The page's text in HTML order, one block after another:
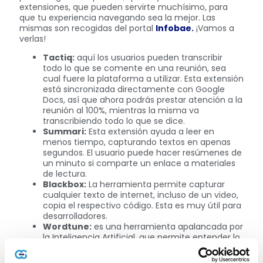
extensiones, que pueden servirte muchísimo, para
que tu experiencia navegando sea la mejor. Las
mismas son recogidas del portal Infobae. ¡Vamos a
verlas!
Tactiq: aquí los usuarios pueden transcribir
todo lo que se comente en una reunión, sea
cual fuere la plataforma a utilizar. Esta extensión
está sincronizada directamente con Google
Docs, así que ahora podrás prestar atención a la
reunión al 100%, mientras la misma va
transcribiendo todo lo que se dice.
Summari: Esta extensión ayuda a leer en
menos tiempo, capturando textos en apenas
segundos. El usuario puede hacer resúmenes de
un minuto si comparte un enlace a materiales
de lectura.
Blackbox: La herramienta permite capturar
cualquier texto de internet, incluso de un video,
copia el respectivo código. Esta es muy útil para
desarrolladores.
Wordtune: es una herramienta apalancada por
la Inteligencia Artificial, que permite entender lo
que un usuario intenta decir y sugiere cómo el
mismo puede hacer su escritura más clara y